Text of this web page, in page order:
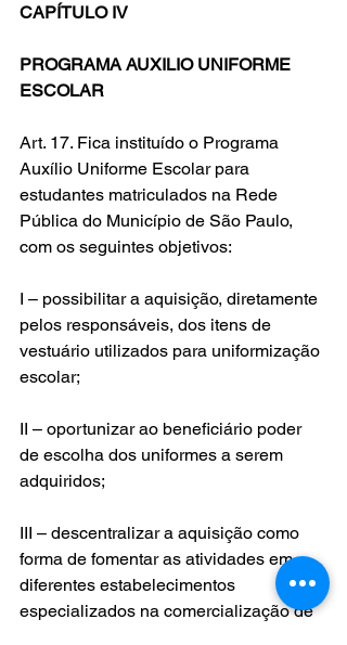
CAPÍTULO IV
PROGRAMA AUXILIO UNIFORME
ESCOLAR
Art. 17. Fica instituído o Programa
Auxílio Uniforme Escolar para
estudantes matriculados na Rede
Pública do Município de São Paulo,
com os seguintes objetivos:
I – possibilitar a aquisição, diretamente
pelos responsáveis, dos itens de
vestuário utilizados para uniformização
escolar;
II – oportunizar ao beneficiário poder
de escolha dos uniformes a serem
adquiridos;
III – descentralizar a aquisição como
forma de fomentar as atividades em
diferentes estabelecimentos
especializados na comercialização de